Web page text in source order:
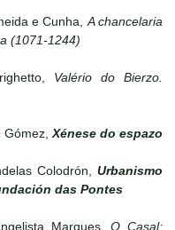
e Cunha,A chancelaria
(1071-1244)
Valério do Bierzo.
Gómez,Xénese do espazo
Colodrón, Urbanismo
das Pontes
Marques,O Casal: